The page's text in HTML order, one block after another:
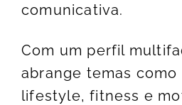
comunicativa.
Com um perfil
abrange temas como
lifestyle, fitness e